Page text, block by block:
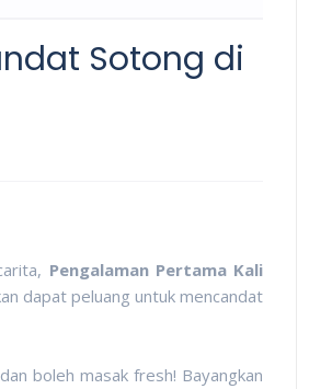
Sotong di
Pengalaman Pertama Kali
dapat peluang untuk mencandat
boleh masak fresh! Bayangkan